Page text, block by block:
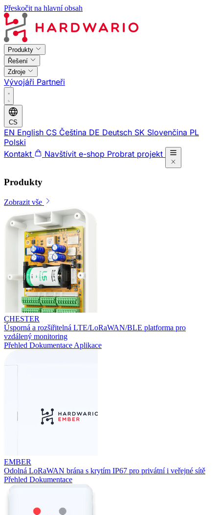
Přeskočit na hlavní obsah
Produkty
Řešení
Zdroje
Vývojáři Partneři
CS
EN English CS Čeština DE Deutsch SK Slovenčina PL
Polski
Kontakt
Navštívit e-shop Probrat projekt
Produkty
Zobrazit vše
CHESTER
Úsporná a rozšiřitelná LTE/LoRaWAN/BLE platforma pro
vzdálený monitoring
Přehled Dokumentace Aplikace
EMBER
Odolná LoRaWAN brána s krytím IP67 pro privátní i veřejné sítě
Přehled Dokumentace